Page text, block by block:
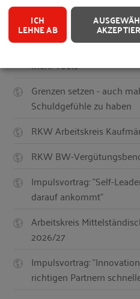
Führungskolleg 2026 |
Führungspraxis
Impulsvortrag:
mehr Tools"
Grenzen setzen - auch
Schuldgefühle zu haben
RKW Arbeitskreis
RKW BW-
Impulsvortrag: "Self-
darauf ankommt"
Arbeitskreis
2026/27
Impulsvortrag:
richtigen Partnern
ICH
LEHNE AB